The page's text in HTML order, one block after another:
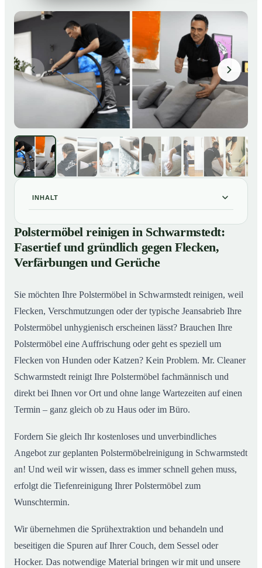
INHALT
Polstermöbel reinigen in Schwarmstedt: Fasertief und
gründlich gegen Flecken, Verfärbungen und Gerüche
02So reinigen unsere Profis Polstermöbel in
Schwarmstedt
Polstermöbel reinigen in Schwarmstedt:
Fasertief und gründlich gegen Flecken,
Verfärbungen und Gerüche
Sie möchten Ihre Polstermöbel in Schwarmstedt reinigen, weil
Flecken, Verschmutzungen oder der typische Jeansabrieb Ihre
Polstermöbel unhygienisch erscheinen lässt? Brauchen Ihre
Polstermöbel eine Auffrischung oder geht es speziell um
Flecken von Hunden oder Katzen? Kein Problem. Mr. Cleaner
Schwarmstedt reinigt Ihre Polstermöbel fachmännisch und
direkt bei Ihnen vor Ort und ohne lange Wartezeiten auf einen
Termin – ganz gleich ob zu Haus oder im Büro.
Fordern Sie gleich Ihr kostenloses und unverbindliches
Angebot zur geplanten Polstermöbelreinigung in Schwarmstedt
an! Und weil wir wissen, dass es immer schnell gehen muss,
erfolgt die Tiefenreinigung Ihrer Polstermöbel zum
Wunschtermin.
Wir übernehmen die Sprühextraktion und behandeln und
beseitigen die Spuren auf Ihrer Couch, dem Sessel oder
Hocker. Das notwendige Material bringen wir mit und unsere